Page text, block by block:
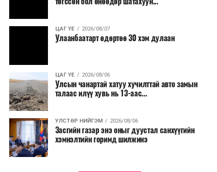
салбар бүрдээ урсгал зардлыг 20 хувиар бууруулах,
нөхөн томилгоо хийхгүй байх, аялал, амралт, зугаалга,
хамт олны урлаг, спортын арга хэмжээг зохион
байгуулахгүй байх, төрийн албанд шинэ орон тоо бий
сургалтыг цахим хэлбэрт шилжүүлэх, төрийн албан
хаагчдыг зарим өдрүүдэд цахимаар ажиллуулах арга
хэмжээг үргэлжлүүлэхийг үүрэг болголоо.
Төсвийн сахилга бат сайжирч, эдийн засгийн нөхцөл
байдал хэвийн болсон тохиолдолд эдгээр
хязгаарлалтыг үе шаттайгаар сулруулах юм.
ЦАГ ҮЕ 2026/08/07
Улаанбаатарт өдөртөө 30 хэм дулаан
ЦАГ ҮЕ 2026/08/06
Улсын чанартай хатуу хучилттай авто замын
талаас илүү хувь нь 13-аас...
УЛСТӨР НИЙГЭМ 2026/08/06
Засгийн газар энэ оныг дуустал санхүүгийн
хэмнэлтийн горимд шилжинэ